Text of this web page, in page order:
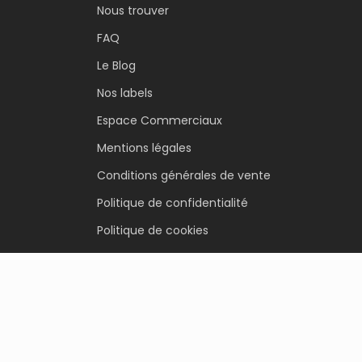
Nous trouver
FAQ
Le Blog
Nos labels
Espace Commerciaux
Mentions légales
Conditions générales de vente
Politique de confidentialité
Politique de cookies
Contact